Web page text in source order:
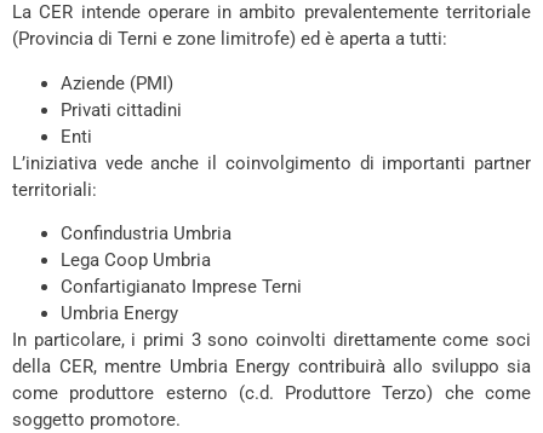
La CER intende operare in ambito prevalentemente territoriale
(Provincia di Terni e zone limitrofe) ed è aperta a tutti:
Aziende (PMI)
Privati cittadini
Enti
L’iniziativa vede anche il coinvolgimento di importanti partner
territoriali:
Confindustria Umbria
Lega Coop Umbria
Confartigianato Imprese Terni
Umbria Energy
In particolare, i primi 3 sono coinvolti direttamente come soci
della CER, mentre Umbria Energy contribuirà allo sviluppo sia
come produttore esterno (c.d. Produttore Terzo) che come
soggetto promotore.